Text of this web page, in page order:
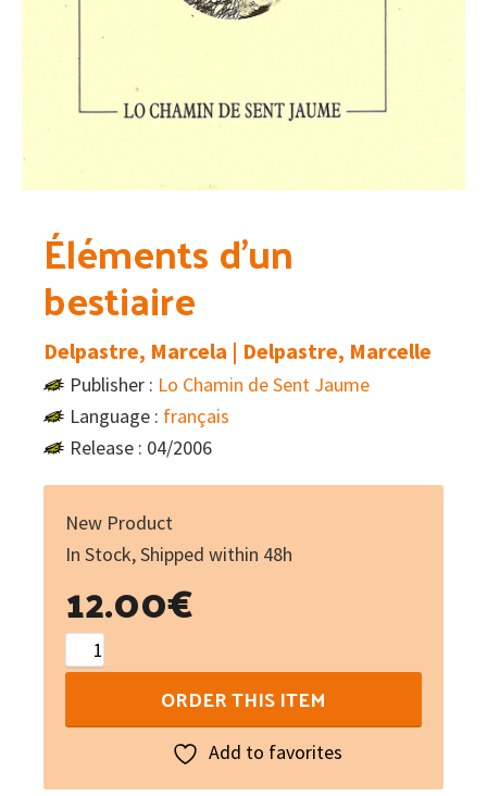
Éléments d’un
bestiaire
Delpastre, Marcela | Delpastre, Marcelle
Publisher : Lo Chamin de Sent Jaume
Language : français
Release : 04/2006
New Product
In Stock, Shipped within 48h
12.00€
Éléments
d'un
ORDER THIS ITEM
Add to favorites